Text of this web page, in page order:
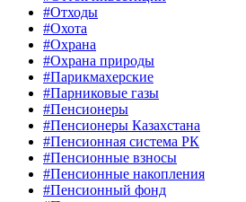
#Отходы
#Охота
#Охрана
#Охрана природы
#Парикмахерские
#Парниковые газы
#Пенсионеры
#Пенсионеры Казахстана
#Пенсионная система РК
#Пенсионные взносы
#Пенсионные накопления
#Пенсионный фонд